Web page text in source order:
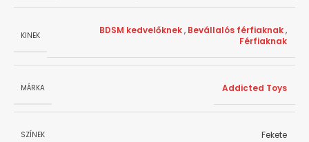
KINEK BDSM kedvelőknek, Bevállalós férfiaknak,
Férfiaknak
MÁRKA Addicted Toys
SZÍNEK Fekete